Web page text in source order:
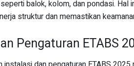
balok, kolom, dan pondasi. Hal
struktur dan memastikan
Pengaturan ETABS